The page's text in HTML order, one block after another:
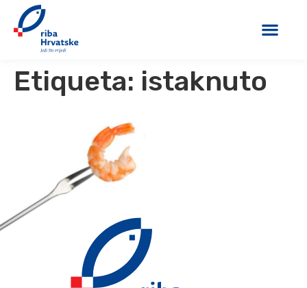
Etiqueta: istaknuto